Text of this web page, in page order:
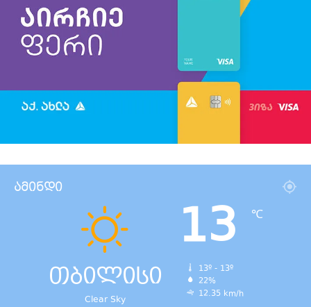
ამინდი
თბილისი
Clear Sky
13 ℃
13º - 13º
22%
12.35 km/h